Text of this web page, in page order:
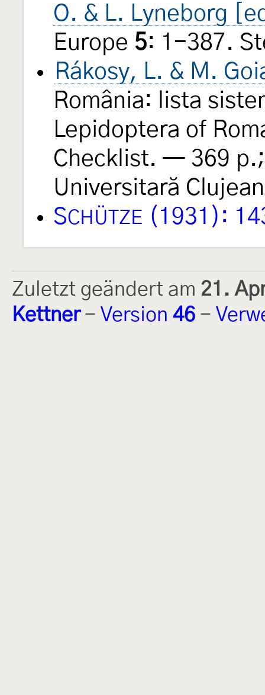
O. & L. Lyneborg
Europe 5: 1-387.
Rákosy, L. & M.
România: lista
Lepidoptera of
Checklist. — 369
Universitară
SCHÜTZE (1931):
Zuletzt geändert am 21.
Kettner- Version 46 -